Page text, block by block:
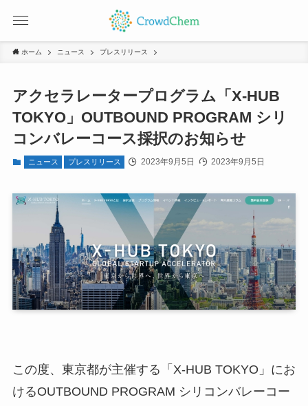
ホーム ニュース プレスリリース
アクセラレータープログラム「X-HUB
TOKYO」OUTBOUND PROGRAM シリ
コンバレーコース採択のお知らせ
ニュース プレスリリース 2023年9月5日 2023年9月5日
この度、東京都が主催する「X-HUB TOKYO」にお
けるOUTBOUND PROGRAM シリコンバレーコー